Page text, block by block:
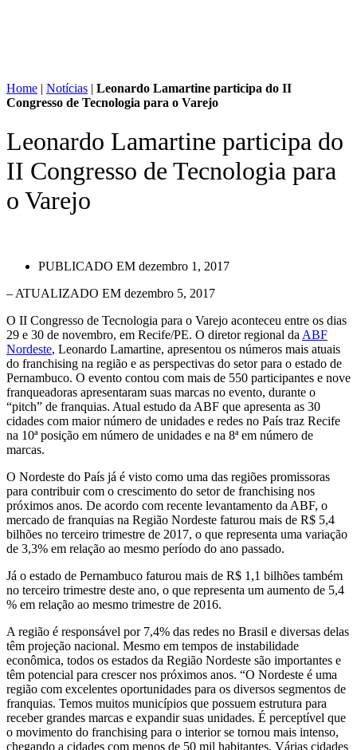
Home | Notícias | Leonardo Lamartine participa do II
Congresso de Tecnologia para o Varejo
Leonardo Lamartine participa do
II Congresso de Tecnologia para
o Varejo
PUBLICADO EM dezembro 1, 2017
– ATUALIZADO EM dezembro 5, 2017
O II Congresso de Tecnologia para o Varejo aconteceu entre os dias
29 e 30 de novembro, em Recife/PE. O diretor regional da ABF
Nordeste, Leonardo Lamartine, apresentou os números mais atuais
do franchising na região e as perspectivas do setor para o estado de
Pernambuco. O evento contou com mais de 550 participantes e nove
franqueadoras apresentaram suas marcas no evento, durante o
“pitch” de franquias. Atual estudo da ABF que apresenta as 30
cidades com maior número de unidades e redes no País traz Recife
na 10ª posição em número de unidades e na 8ª em número de
marcas.
O Nordeste do País já é visto como uma das regiões promissoras
para contribuir com o crescimento do setor de franchising nos
próximos anos. De acordo com recente levantamento da ABF, o
mercado de franquias na Região Nordeste faturou mais de R$ 5,4
bilhões no terceiro trimestre de 2017, o que representa uma variação
de 3,3% em relação ao mesmo período do ano passado.
Já o estado de Pernambuco faturou mais de R$ 1,1 bilhões também
no terceiro trimestre deste ano, o que representa um aumento de 5,4
% em relação ao mesmo trimestre de 2016.
A região é responsável por 7,4% das redes no Brasil e diversas delas
têm projeção nacional. Mesmo em tempos de instabilidade
econômica, todos os estados da Região Nordeste são importantes e
têm potencial para crescer nos próximos anos. “O Nordeste é uma
região com excelentes oportunidades para os diversos segmentos de
franquias. Temos muitos municípios que possuem estrutura para
receber grandes marcas e expandir suas unidades. É perceptível que
o movimento do franchising para o interior se tornou mais intenso,
chegando a cidades com menos de 50 mil habitantes. Várias cidades